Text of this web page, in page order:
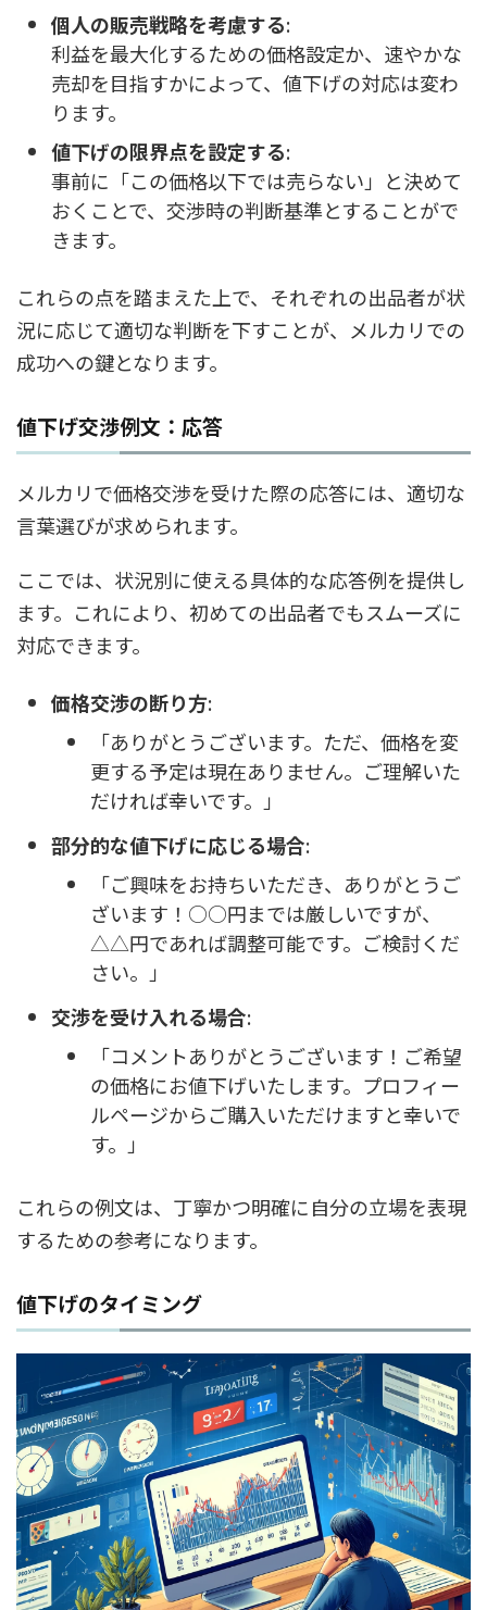
個人の販売戦略を考慮する:
利益を最大化するための価格設定か、速やかな
売却を目指すかによって、値下げの対応は変わ
ります。
値下げの限界点を設定する:
事前に「この価格以下では売らない」と決めて
おくことで、交渉時の判断基準とすることがで
きます。
これらの点を踏まえた上で、それぞれの出品者が状
況に応じて適切な判断を下すことが、メルカリでの
成功への鍵となります。
値下げ交渉例文：応答
メルカリで価格交渉を受けた際の応答には、適切な
言葉選びが求められます。
ここでは、状況別に使える具体的な応答例を提供し
ます。これにより、初めての出品者でもスムーズに
対応できます。
価格交渉の断り方:
「ありがとうございます。ただ、価格を変
更する予定は現在ありません。ご理解いた
だければ幸いです。」
部分的な値下げに応じる場合:
「ご興味をお持ちいただき、ありがとうご
ざいます！○○円までは厳しいですが、
△△円であれば調整可能です。ご検討くだ
さい。」
交渉を受け入れる場合:
「コメントありがとうございます！ご希望
の価格にお値下げいたします。プロフィー
ルページからご購入いただけますと幸いで
す。」
これらの例文は、丁寧かつ明確に自分の立場を表現
するための参考になります。
値下げのタイミング